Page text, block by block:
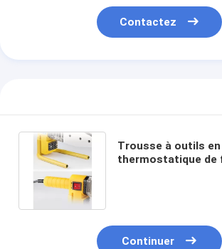
Contactez
Trousse à outils
thermostatique de
Continuer